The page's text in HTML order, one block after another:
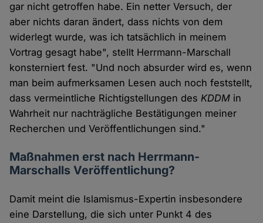
gar nicht getroffen habe. Ein netter Versuch, der
aber nichts daran ändert, dass nichts von dem
widerlegt wurde, was ich tatsächlich in meinem
Vortrag gesagt habe", stellt Herrmann-Marschall
konsterniert fest. "Und noch absurder wird es, wenn
man beim aufmerksamen Lesen auch noch feststellt,
dass vermeintliche Richtigstellungen desKDDM in
Wahrheit nur nachträgliche Bestätigungen meiner
Recherchen und Veröffentlichungen sind."
Maßnahmen erst nach Herrmann-
Marschalls Veröffentlichung?
Damit meint die Islamismus-Expertin insbesondere
eine Darstellung, die sich unter Punkt 4 des